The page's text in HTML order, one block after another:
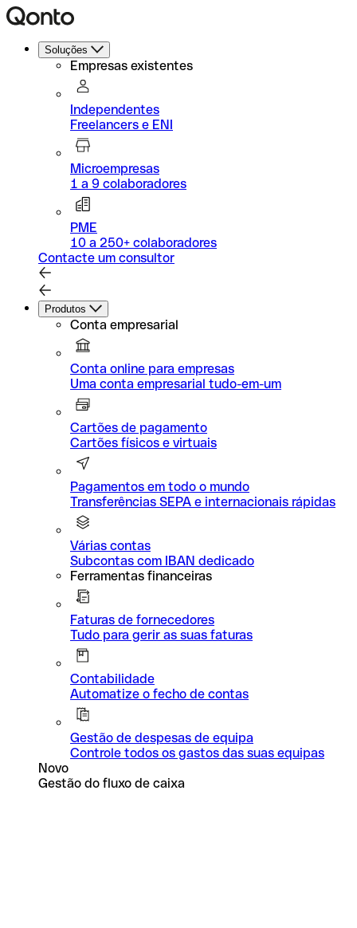
Soluções
Empresas existentes
Independentes
Freelancers e ENI
Microempresas
1 a 9 colaboradores
PME
10 a 250+ colaboradores
Contacte um consultor
Produtos
Conta empresarial
Conta online para empresas
Uma conta empresarial tudo-em-um
Cartões de pagamento
Cartões físicos e virtuais
Pagamentos em todo o mundo
Transferências SEPA e internacionais rápidas
Várias contas
Subcontas com IBAN dedicado
Ferramentas financeiras
Faturas de fornecedores
Tudo para gerir as suas faturas
Contabilidade
Automatize o fecho de contas
Gestão de despesas de equipa
Controle todos os gastos das suas equipas
Novo
Gestão do fluxo de caixa